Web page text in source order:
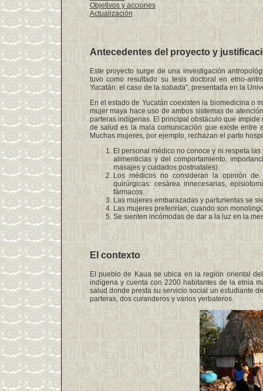
Objetivos y acciones
Actualización
Antecedentes del proyecto y
Este proyecto surge de una investigación
tuvo como resultado su tesis doctoral en etno-
Yucatán: el caso de lasobada”, presentada en la
En el estado de Yucatán coexisten la biomedicina o
mujer maya hace uso de ambos sistemas de
parteras indígenas. El principal obstáculo que
de salud es la mala comunicación que existe entre
Muchas mujeres, por ejemplo, rechazan el parto
El personal médico no conoce y ni respeta
alimenticias y del comportamiento,
masajes y cuidados postnatales).
Los médicos no consideran la opinión de
quirúrgicas: cesárea innecesarias,
fármacos.
Las mujeres embarazadas y parturientas se
Las mujeres preferirían, cuando son
Se sienten incómodas de dar a la luz en la
El contexto
El pueblo de Kaua se ubica en la región oriental
indígena y cuenta con 2200 habitantes de la etnia
salud donde presta su servicio social un estudiante
parteras, dos curanderos y varios yerbateros.